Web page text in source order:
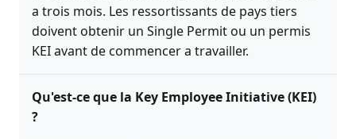
a trois mois. Les ressortissants de pays tiers
doivent obtenir un Single Permit ou un permis
KEI avant de commencer a travailler.
Qu'est-ce que la Key Employee Initiative (KEI)
?